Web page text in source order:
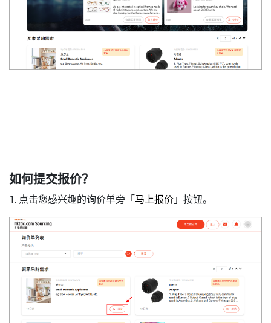
如何提交报价？
1. 点击您感兴趣的询价单旁「马上报价 」按钮。